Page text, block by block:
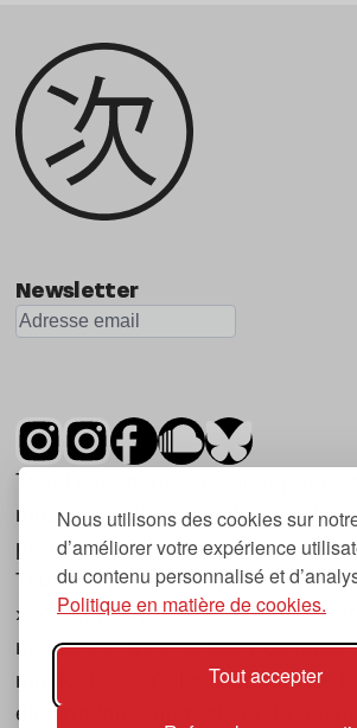
Nous utilisons des cookies sur
d’améliorer votre expérience
du contenu personnalisé et
Politique en matière de cookies.
Tout accepter
Newsletter
Tsugi est un mensuel
musique et les nouvelles
première parution date de 2007.
Tsugi en japonais signifie «
», ce qui correspond à la
magazine, à l’affût des
musicales, qu’elles viennent de la
électronique, du rock ou du hip